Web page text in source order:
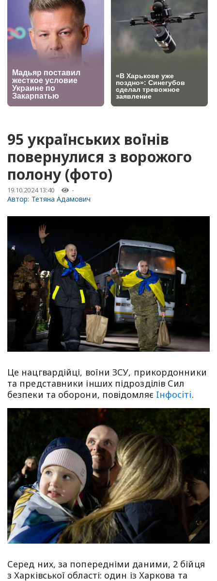
95 українських воїнів
повернулися з ворожого
полону (фото)
19.10.2024 13:40 -
Автор: Тетяна Адамович
Це нацгвардійці, воїни ЗСУ, прикордонники
та представники інших підрозділів Сил
безпеки та оборони, повiдомляє Iнфосiтi.
Серед них, за попередніми даними, 2 бійця
з Харківської області: один із Харкова та